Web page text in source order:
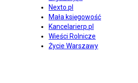
Nexto.pl
Mała księgowość
Kancelarierp.pl
Wieści Rolnicze
Życie Warszawy